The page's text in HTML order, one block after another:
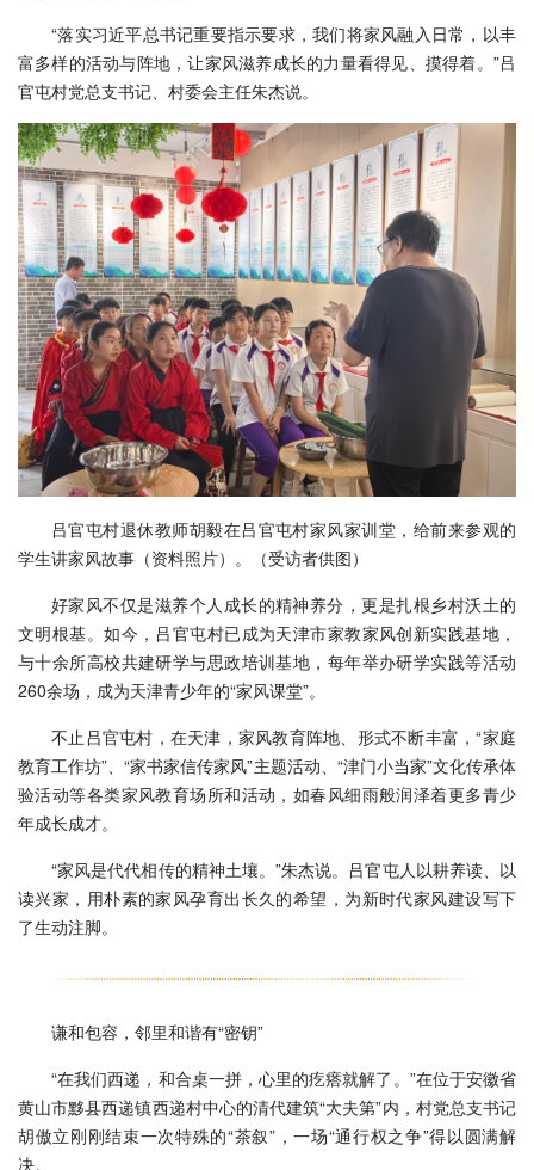
“落实习近平总书记重要指示要求，我们将家风融入日常，以丰
富多样的活动与阵地，让家风滋养成长的力量看得见、摸得着。”吕
官屯村党总支书记、村委会主任朱杰说。
吕官屯村退休教师胡毅在吕官屯村家风家训堂，给前来参观的
学生讲家风故事（资料照片）。（受访者供图）
好家风不仅是滋养个人成长的精神养分，更是扎根乡村沃土的
文明根基。如今，吕官屯村已成为天津市家教家风创新实践基地，
与十余所高校共建研学与思政培训基地，每年举办研学实践等活动
260余场，成为天津青少年的“家风课堂”。
不止吕官屯村，在天津，家风教育阵地、形式不断丰富，“家庭
教育工作坊”、“家书家信传家风”主题活动、“津门小当家”文化传承体
验活动等各类家风教育场所和活动，如春风细雨般润泽着更多青少
年成长成才。
“家风是代代相传的精神土壤。”朱杰说。吕官屯人以耕养读、以
读兴家，用朴素的家风孕育出长久的希望，为新时代家风建设写下
了生动注脚。
谦和包容，邻里和谐有“密钥”
“在我们西递，和合桌一拼，心里的疙瘩就解了。”在位于安徽省
黄山市黟县西递镇西递村中心的清代建筑“大夫第”内，村党总支书记
胡傲立刚刚结束一次特殊的“茶叙”，一场“通行权之争”得以圆满解
决。